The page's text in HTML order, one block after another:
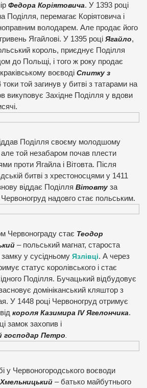
Федора Коріятовича. У 1393 році
Поділля, перемагає Коріятовича і
володарем. Але продає його
Ягайлові. У 1395 році Ягайло,
король, приєднує Поділля
до Польщі, і того ж року продає
воєводі Спитку з
той загинув у битві з татарами на
викуповує Західне Поділля у вдови
Поділля своєму молодшому
але той незабаром почав плести
проти Ягайла і Вітовта. Після
битві з хрестоносцями у 1411
віддає Поділля Вітовту за
надовго стає польським.
Червонограду стає Теодор
– польський магнат, староста
у сусідньому Язлівці. А через
статус королівського і стає
Поділля. Бучацький відбудовує
домініканський кляштор з
У 1448 році Червоногруд отримує
короля Казимира ІV Ягелончика.
замок захопив і
господар Петро
у Червоногородського воєводи
– батько майбутнього